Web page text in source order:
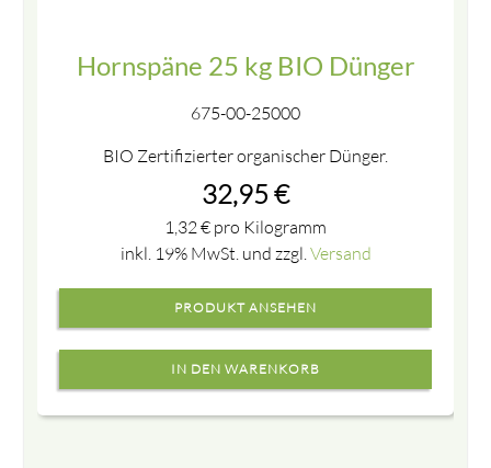
Hornspäne 25 kg BIO Dünger
675-00-25000
BIO Zertifizierter organischer Dünger.
32,95 €
1,32€ pro Kilogramm
inkl. 19% MwSt. und zzgl.Versand
PRODUKT ANSEHEN